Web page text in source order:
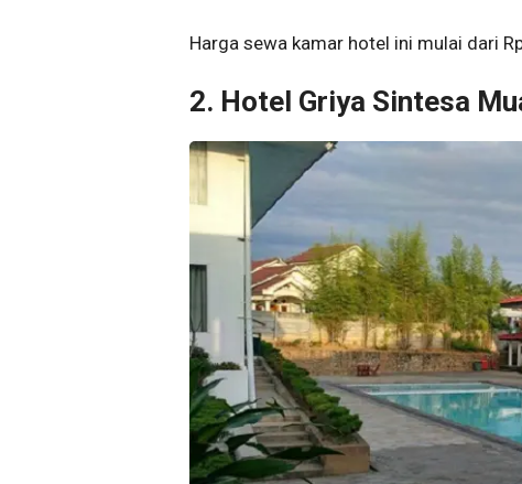
Harga sewa kamar hotel ini mulai dari
2. Hotel Griya Sintesa